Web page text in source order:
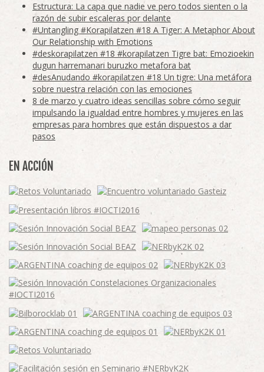
Estructura: La capa que nadie ve pero todos sienten o la
razón de subir escaleras por delante
#Untangling #Korapilatzen #18 A Tiger: A Metaphor About
Our Relationship with Emotions
#deskorapilatzen #18 #korapilatzen Tigre bat: Emozioekin
dugun harremanari buruzko metafora bat
#desAnudando #korapilatzen #18 Un tigre: Una metáfora
sobre nuestra relación con las emociones
8 de marzo y cuatro ideas sencillas sobre cómo seguir
impulsando la igualdad entre hombres y mujeres en las
empresas para hombres que están dispuestos a dar
pasos
EN ACCIÓN